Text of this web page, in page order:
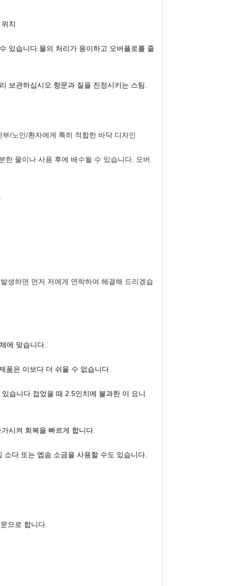
치
있습니다.물의 처리가 용이하고 오버플로를 줄
보관하십시오.항문과 질을 진정시키는 스팀.
/노인/환자에게 특히 적합한 바닥 디자인
한 물이나 사용 후에 배수될 수 있습니다. 오버
생하면 먼저 저에게 연락하여 해결해 드리겠습
에 맞습니다.
은 이보다 더 쉬울 수 없습니다.
습니다.접었을 때 2.5인치에 불과한 이 요니
시켜 회복을 빠르게 합니다.
다 또는 엡솜 소금을 사용할 수도 있습니다.
으로 합니다.